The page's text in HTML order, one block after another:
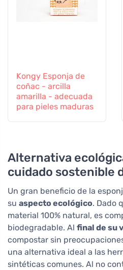
Kongy Esponja de
coñac - arcilla
amarilla - adecuada
para pieles maduras
Alternativa
cuidado sostenible
Un gran beneficio de la
su aspecto ecológico. Dado
material 100% natural, es
biodegradable. Al final de su
compostar sin
una alternativa ideal a las
sintéticas comunes. Al no